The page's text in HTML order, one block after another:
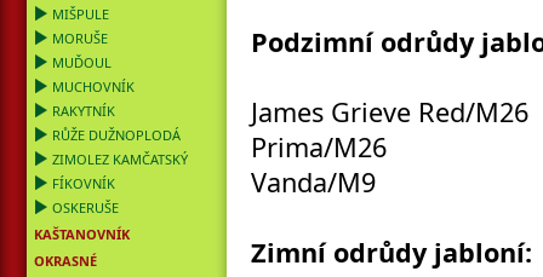
MIŠPULE
MORUŠE
MUĎOUL
MUCHOVNÍK
RAKYTNÍK
RŮŽE DUŽNOPLODÁ
ZIMOLEZ KAMČATSKÝ
FÍKOVNÍK
OSKERUŠE
KAŠTANOVNÍK
OKRASNÉ
Podzimní odrůdy
James Grieve Red/M26
Prima/M26
Vanda/M9
Zimní odrůdy jabloní: